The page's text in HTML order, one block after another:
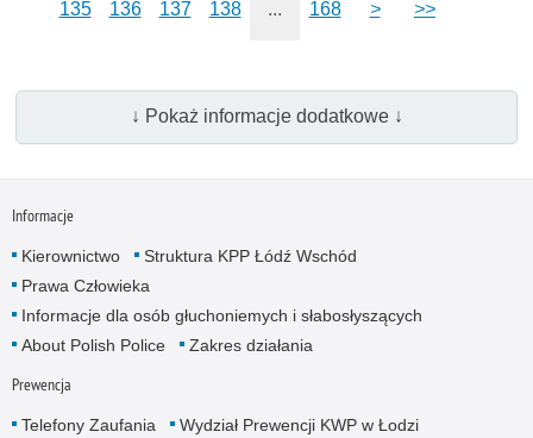
135 136 137 138 ... 168 > >>
↓ Pokaż informacje dodatkowe ↓
Informacje
Kierownictwo
Struktura KPP Łódź Wschód
Prawa Człowieka
Informacje dla osób głuchoniemych i słabosłyszących
About Polish Police
Zakres działania
Prewencja
Telefony Zaufania
Wydział Prewencji KWP w Łodzi